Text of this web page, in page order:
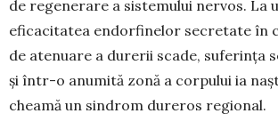
de regenerare a sistemului nervos. La
eficacitatea endorfi­nelor secretate în
de atenuare a du­rerii scade, sufe­rința
și într-o anumită zonă a corpului ia
cheamă un sindrom dureros regional.